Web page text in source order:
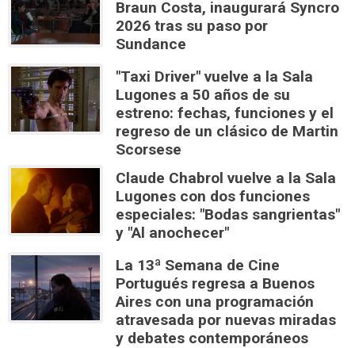
Braun Costa, inaugurará Syncro
2026 tras su paso por
Sundance
"Taxi Driver" vuelve a la Sala
Lugones a 50 años de su
estreno: fechas, funciones y el
regreso de un clásico de Martin
Scorsese
Claude Chabrol vuelve a la Sala
Lugones con dos funciones
especiales: "Bodas sangrientas"
y "Al anochecer"
La 13ª Semana de Cine
Portugués regresa a Buenos
Aires con una programación
atravesada por nuevas miradas
y debates contemporáneos